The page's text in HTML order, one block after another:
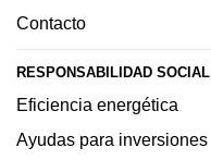
Contacto
RESPONSABILIDAD SOCIAL
Eficiencia energética
Ayudas para inversiones